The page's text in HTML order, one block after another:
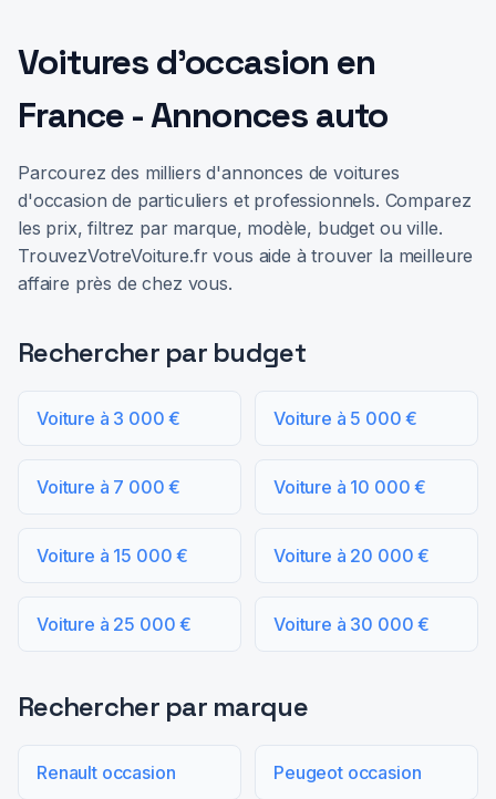
Voitures d'occasion en
France - Annonces auto
Parcourez des milliers d'annonces de voitures
d'occasion de particuliers et professionnels. Comparez
les prix, filtrez par marque, modèle, budget ou ville.
TrouvezVotreVoiture.fr vous aide à trouver la meilleure
affaire près de chez vous.
Rechercher par budget
Voiture à 3 000 € Voiture à 5 000 €
Voiture à 7 000 € Voiture à 10 000 €
Voiture à 15 000 € Voiture à 20 000 €
Voiture à 25 000 € Voiture à 30 000 €
Rechercher par marque
Renault occasion Peugeot occasion